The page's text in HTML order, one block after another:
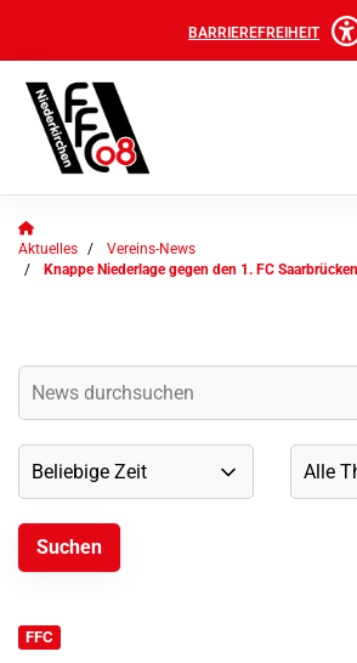
BARRIEREFREIHEIT
Aktuelles
Vereins-News
Knappe Niederlage gegen den 1. FC Saarbrücken
FFC